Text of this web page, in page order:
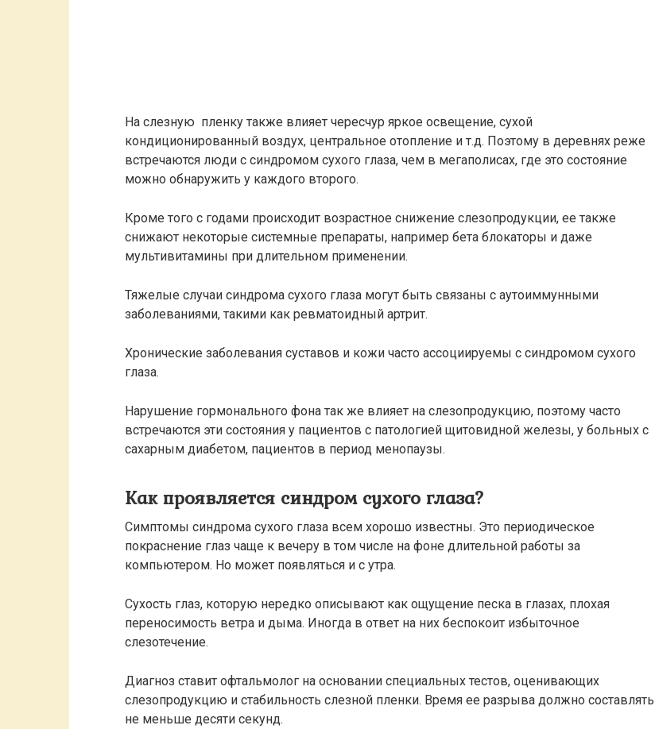
На слезную пленку также влияет чересчур яркое освещение, сухой
кондиционированный воздух, центральное отопление и т.д. Поэтому в деревнях реже
встречаются люди с синдромом сухого глаза, чем в мегаполисах, где это состояние
можно обнаружить у каждого второго.
Кроме того с годами происходит возрастное снижение слезопродукции, ее также
снижают некоторые системные препараты, например бета блокаторы и даже
мультивитамины при длительном применении.
Тяжелые случаи синдрома сухого глаза могут быть связаны с аутоиммунными
заболеваниями, такими как ревматоидный артрит.
Хронические заболевания суставов и кожи часто ассоциируемы с синдромом сухого
глаза.
Нарушение гормонального фона так же влияет на слезопродукцию, поэтому часто
встречаются эти состояния у пациентов с патологией щитовидной железы, у больных с
сахарным диабетом, пациентов в период менопаузы.
Как проявляется синдром сухого глаза?
Симптомы синдрома сухого глаза всем хорошо известны. Это периодическое
покраснение глаз чаще к вечеру в том числе на фоне длительной работы за
компьютером. Но может появляться и с утра.
Сухость глаз, которую нередко описывают как ощущение песка в глазах, плохая
переносимость ветра и дыма. Иногда в ответ на них беспокоит избыточное
слезотечение.
Диагноз ставит офтальмолог на основании специальных тестов, оценивающих
слезопродукцию и стабильность слезной пленки. Время ее разрыва должно составлять
не меньше десяти секунд.